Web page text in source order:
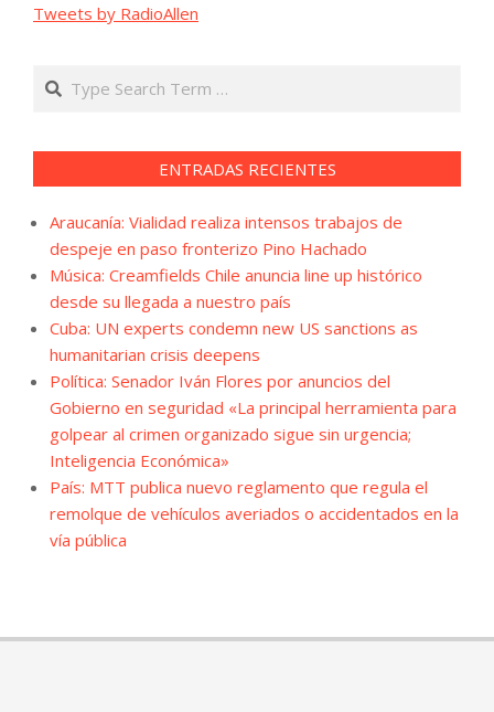
Tweets by RadioAllen
Search
ENTRADAS RECIENTES
Araucanía: Vialidad realiza intensos trabajos de
despeje en paso fronterizo Pino Hachado
Música: Creamfields Chile anuncia line up histórico
desde su llegada a nuestro país
Cuba: UN experts condemn new US sanctions as
humanitarian crisis deepens
Política: Senador Iván Flores por anuncios del
Gobierno en seguridad «La principal herramienta para
golpear al crimen organizado sigue sin urgencia;
Inteligencia Económica»
País: MTT publica nuevo reglamento que regula el
remolque de vehículos averiados o accidentados en la
vía pública